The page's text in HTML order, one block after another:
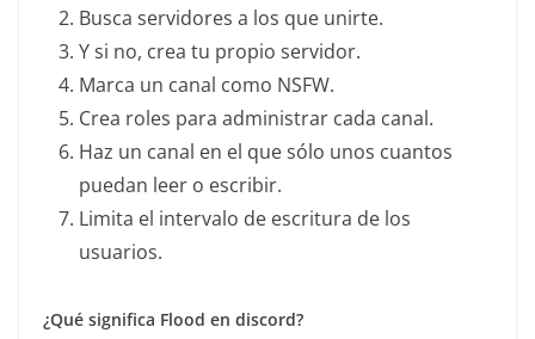
Busca servidores a los que unirte.
Y si no, crea tu propio servidor.
Marca un canal como NSFW.
Crea roles para administrar cada canal.
Haz un canal en el que sólo unos cuantos
puedan leer o escribir.
Limita el intervalo de escritura de los
usuarios.
¿Qué significa Flood en discord?